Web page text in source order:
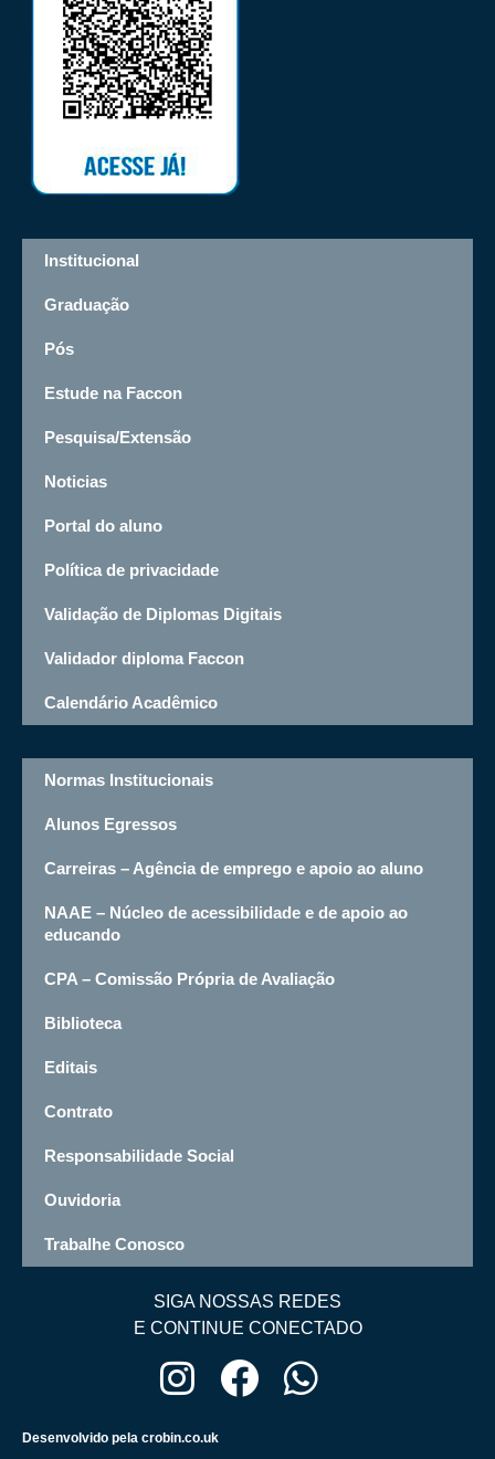
Institucional
Graduação
Pós
Estude na Faccon
Pesquisa/Extensão
Noticias
Portal do aluno
Política de privacidade
Validação de Diplomas Digitais
Validador diploma Faccon
Calendário Acadêmico
Normas Institucionais
Alunos Egressos
Carreiras – Agência de emprego e apoio ao aluno
NAAE – Núcleo de acessibilidade e de apoio ao
educando
CPA – Comissão Própria de Avaliação
Biblioteca
Editais
Contrato
Responsabilidade Social
Ouvidoria
Trabalhe Conosco
SIGA NOSSAS REDES
E CONTINUE CONECTADO
Desenvolvido pela crobin.co.uk